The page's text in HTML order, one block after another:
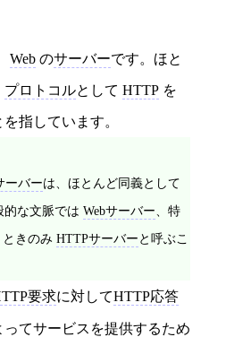
Web のサーバーです。ほと
プロトコルとして HTTP を
指しています。
ーバーは、ほとんど同義として
的な文脈では Webサーバー 、特
きのみ HTTPサーバーと呼ぶこ
要求に対してHTTP応答
てサービスを提供するため